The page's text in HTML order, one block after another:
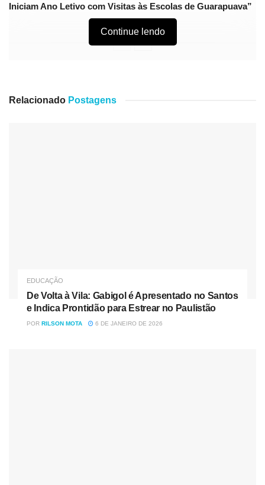
Iniciam Ano Letivo com Visitas às Escolas de Guarapuava”
Pinhão, decidiu que as aulas presenciais para os alunos
vacinadas, foi decidido o retorno as aulas presenciais para
o dia 21”.
Fonte: Prefeitura de Pinhão
Continue lendo
Relacionado Postagens
EDUCAÇÃO
De Volta à Vila: Gabigol é Apresentado no Santos
e Indica Prontidão para Estrear no Paulistão
POR RILSON MOTA 6 DE JANEIRO DE 2026